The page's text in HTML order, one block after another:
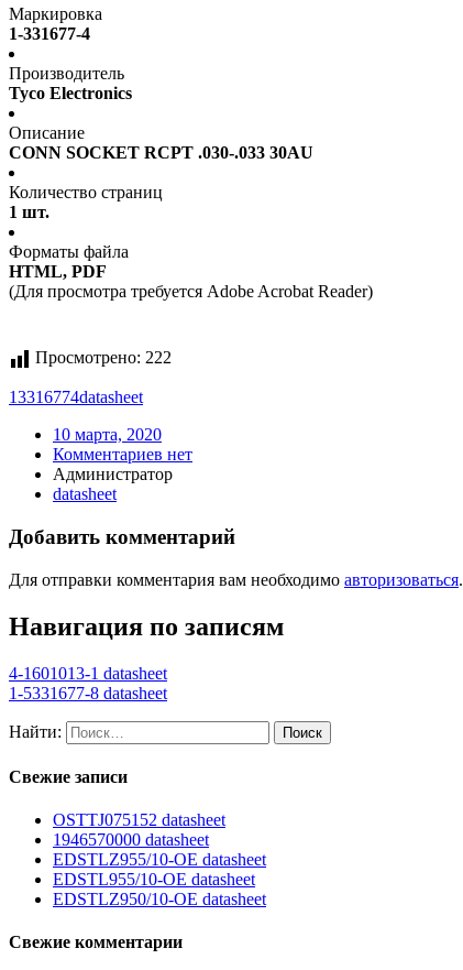
Маркировка
1-331677-4
Производитель
Tyco Electronics
Описание
CONN SOCKET RCPT .030-.033 30AU
Количество страниц
1 шт.
Форматы файла
HTML, PDF
(Для просмотра требуется Adobe Acrobat Reader)
Просмотрено: 222
13316774datasheet
10 марта, 2020
Комментариев нет
Администратор
datasheet
Добавить комментарий
Для отправки комментария вам необходимо авторизоваться.
Навигация по записям
4-1601013-1 datasheet
1-5331677-8 datasheet
Найти:
Свежие записи
OSTTJ075152 datasheet
1946570000 datasheet
EDSTLZ955/10-OE datasheet
EDSTL955/10-OE datasheet
EDSTLZ950/10-OE datasheet
Свежие комментарии